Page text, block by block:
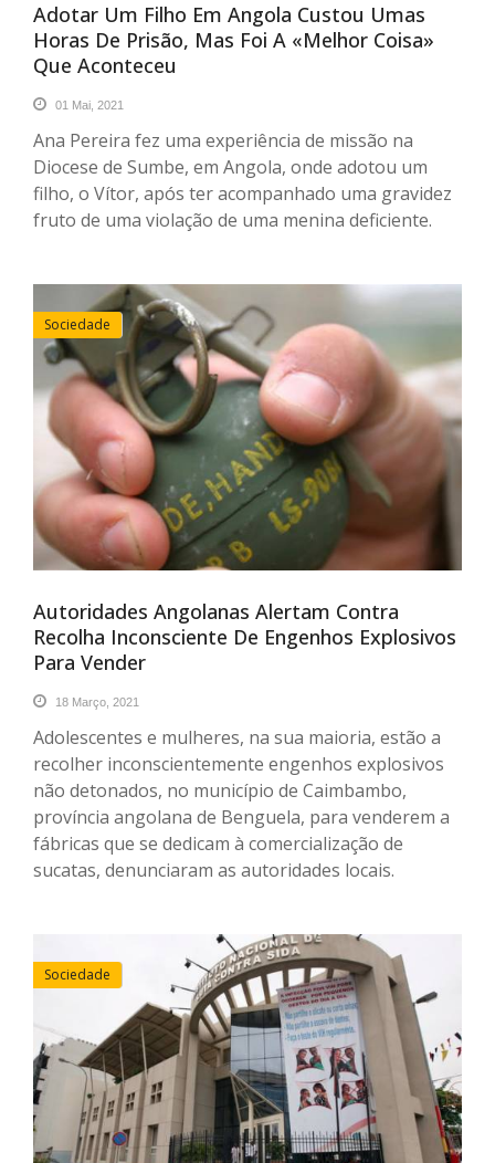
Adotar Um Filho Em Angola Custou Umas
Horas De Prisão, Mas Foi A «melhor Coisa»
Que Aconteceu
01 Mai, 2021
Ana Pereira fez uma experiência de missão na
Diocese de Sumbe, em Angola, onde adotou um
filho, o Vítor, após ter acompanhado uma gravidez
fruto de uma violação de uma menina deficiente.
Sociedade
Autoridades Angolanas Alertam Contra
Recolha Inconsciente De Engenhos Explosivos
Para Vender
18 Março, 2021
Adolescentes e mulheres, na sua maioria, estão a
recolher inconscientemente engenhos explosivos
não detonados, no município de Caimbambo,
província angolana de Benguela, para venderem a
fábricas que se dedicam à comercialização de
sucatas, denunciaram as autoridades locais.
Sociedade